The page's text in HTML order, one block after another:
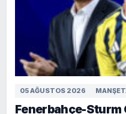
05 AĞUSTOS 2026
Fenerbahçe-Sturm